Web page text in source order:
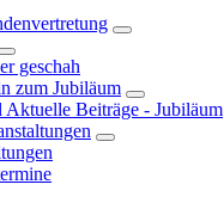
geschah
zum Jubiläum
Aktuelle Beiträge - Jubiläum